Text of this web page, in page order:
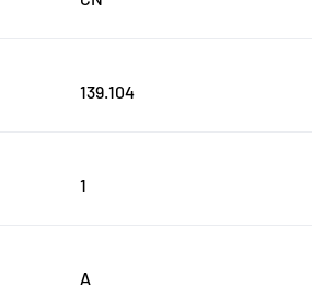
139.104
1
A